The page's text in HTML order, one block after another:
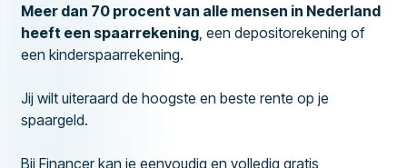
Meer dan 70 procent van alle mensen in Nederland
heeft een spaarrekening , een depositorekening of
een kinderspaarrekening.
Jij wilt uiteraard de hoogste en beste rente op je
spaargeld.
Bij Financer kan je eenvoudig en volledig gratis